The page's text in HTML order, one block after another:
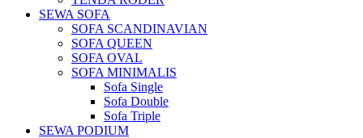
SEWA SOFA
SOFA SCANDINAVIAN
SOFA QUEEN
SOFA OVAL
SOFA MINIMALIS
Sofa Single
Sofa Double
Sofa Triple
SEWA PODIUM